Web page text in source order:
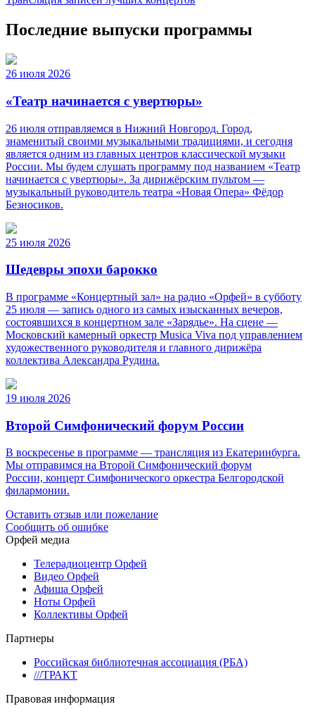
Последние выпуски программы
26 июля 2026
«Театр начинается с увертюры»
26 июля отправляемся в Нижний Новгород. Город,
знаменитый своими музыкальными традициями, и сегодня
является одним из главных центров классической музыки
России. Мы будем слушать программу под названием «Театр
начинается с увертюры». За дирижёрским пультом —
музыкальный руководитель театра «Новая Опера» Фёдор
Безносиков.
25 июля 2026
Шедевры эпохи барокко
В программе «Концертный зал» на радио «Орфей» в субботу
25 июля — запись одного из самых изысканных вечеров,
состоявшихся в концертном зале «Зарядье». На сцене —
Московский камерный оркестр Musica Viva под управлением
художественного руководителя и главного дирижёра
коллектива Александра Рудина.
19 июля 2026
Второй Симфонический форум России
В воскресенье в программе — трансляция из Екатеринбурга.
Мы отправимся на Второй Симфонический форум
России, концерт Симфонического оркестра Белгородской
филармонии.
Оставить отзыв или пожелание
Сообщить об ошибке
Орфей медиа
Телерадиоцентр Орфей
Видео Орфей
Афиша Орфей
Ноты Орфей
Коллективы Орфей
Партнеры
Российская библиотечная ассоциация (РБА)
///ТРАКТ
Правовая информация